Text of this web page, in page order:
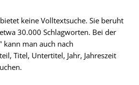
keine Volltextsuche. Sie beruht
30.000 Schlagworten. Bei der
kann man auch nach
Titel, Untertitel, Jahr, Jahreszeit